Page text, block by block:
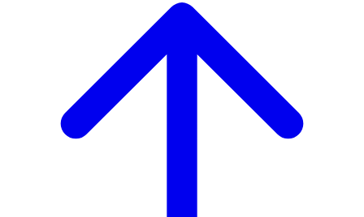
MàJ : 07/08/2026 22:58 Cours de l'Or : 120 778 €/kg